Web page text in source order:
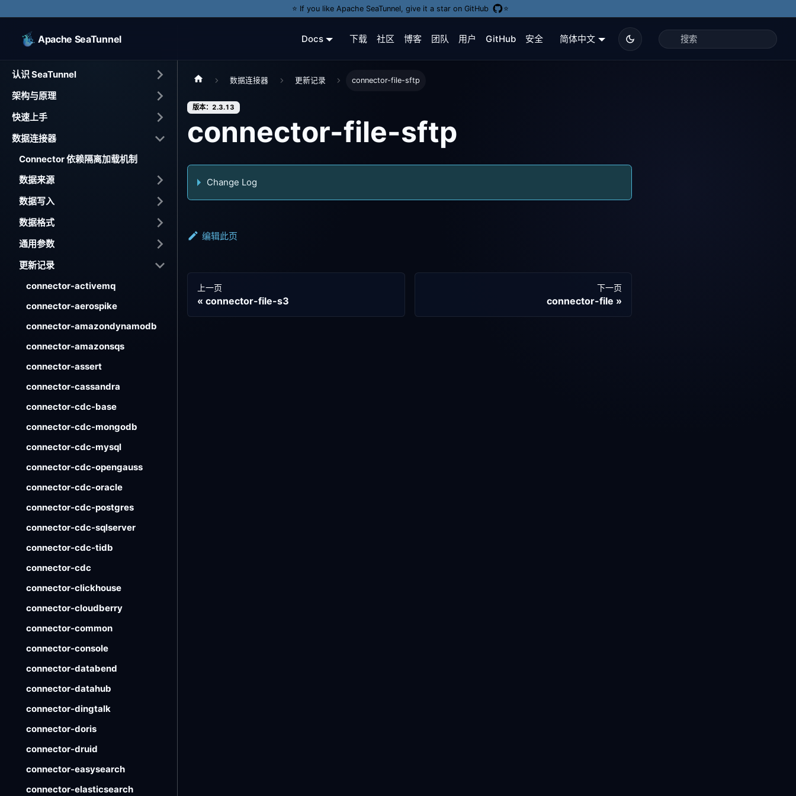
⭐️ If you like Apache SeaTunnel, give it a star on GitHub ⭐️
Apache SeaTunnel Docs 下载 社区 博客 团队 用户 GitHub 安全 简体中文
认识 SeaTunnel
架构与原理
快速上手
数据连接器
Connector 依赖隔离加载机制
数据来源
数据写入
数据格式
通用参数
更新记录
connector-activemq
connector-aerospike
connector-amazondynamodb
connector-amazonsqs
connector-assert
connector-cassandra
connector-cdc-base
connector-cdc-mongodb
connector-cdc-mysql
connector-cdc-opengauss
connector-cdc-oracle
connector-cdc-postgres
connector-cdc-sqlserver
connector-cdc-tidb
connector-cdc
connector-clickhouse
connector-cloudberry
connector-common
connector-console
connector-databend
connector-datahub
connector-dingtalk
connector-doris
connector-druid
connector-easysearch
connector-elasticsearch
数据连接器 更新记录 connector-file-sftp
版本：2.3.13
connector-file-sftp
Change Log
编辑此页
上一页
connector-file-s3
下一页
connector-file